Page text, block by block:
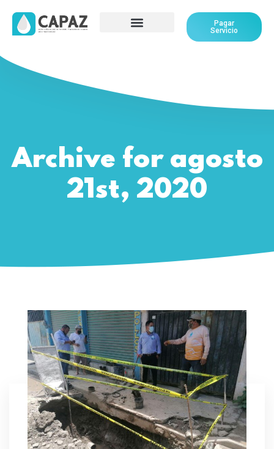
Pagar
Servicio
Archive for agosto
21st, 2020